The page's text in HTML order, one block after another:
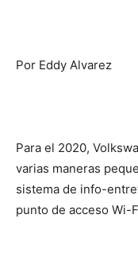
Por Eddy Alvarez
Para el 2020,
varias maneras
sistema de info-
punto de acceso Wi-